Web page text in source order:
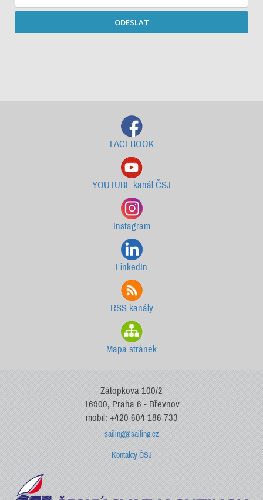
ODESLAT
FACEBOOK
YOUTUBE kanál ČSJ
Instagram
LinkedIn
RSS kanály
Mapa stránek
Zátopkova 100/2
16900, Praha 6 - Břevnov
mobil: +420 604 186 733
sailing@sailing.cz
Kontakty ČSJ